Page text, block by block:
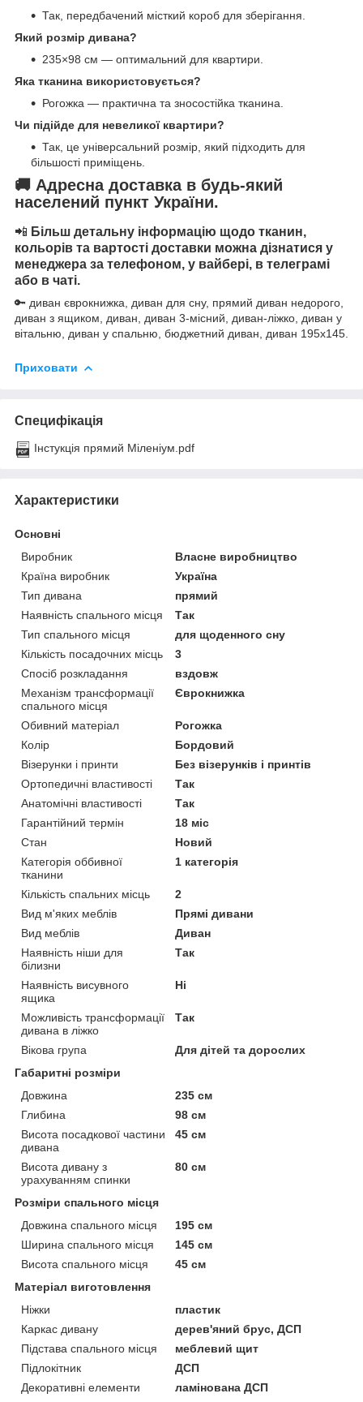
Так, передбачений місткий короб для зберігання.
Який розмір дивана?
235×98 см — оптимальний для квартири.
Яка тканина використовується?
Рогожка — практична та зносостійка тканина.
Чи підійде для невеликої квартири?
Так, це універсальний розмір, який підходить для
більшості приміщень.
🚚 Адресна доставка в будь-який
населений пункт України.
📲 Більш детальну інформацію щодо тканин,
кольорів та вартості доставки можна дізнатися у
менеджера за телефоном, у вайбері, в телеграмі
або в чаті.
🔑 диван єврокнижка, диван для сну, прямий диван недорого,
диван з ящиком, диван, диван 3-місний, диван-ліжко, диван у
вітальню, диван у спальню, бюджетний диван, диван 195х145.
Приховати
Специфікація
Інстукція прямий Міленіум.pdf
Характеристики
Основні
Виробник
Власне виробництво
Країна виробник
Україна
Тип дивана
прямий
Наявність спального місця
Так
Тип спального місця
для щоденного сну
Кількість посадочних місць
3
Спосіб розкладання
вздовж
Механізм трансформації
спального місця
Єврокнижка
Обивний матеріал
Рогожка
Колір
Бордовий
Візерунки і принти
Без візерунків і принтів
Ортопедичні властивості
Так
Анатомічні властивості
Так
Гарантійний термін
18 міс
Стан
Новий
Категорія оббивної
тканини
1 категорія
Кількість спальних місць
2
Вид м'яких меблів
Прямі дивани
Вид меблів
Диван
Наявність ніши для
білизни
Так
Наявність висувного
ящика
Ні
Можливість трансформації
дивана в ліжко
Так
Вікова група
Для дітей та дорослих
Габаритні розміри
Довжина
235 см
Глибина
98 см
Висота посадкової частини
дивана
45 см
Висота дивану з
урахуванням спинки
80 см
Розміри спального місця
Довжина спального місця
195 см
Ширина спального місця
145 см
Висота спального місця
45 см
Матеріал виготовлення
Ніжки
пластик
Каркас дивану
дерев'яний брус, ДСП
Підстава спального місця
меблевий щит
Підлокітник
ДСП
Декоративні елементи
ламінована ДСП